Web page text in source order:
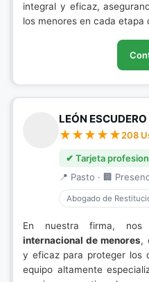
integral y eficaz,
los menores en cada etapa
LEÓN
208
✔ Tarjeta
📍 Pasto · 🏢
Abogado de
En nuestra firma, nos
internacional de menores,
y eficaz para proteger los
equipo altamente